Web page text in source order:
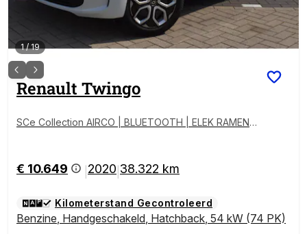
1/19
Renault Twingo
SCe Collection AIRCO | BLUETOOTH | ELEK RAMEN
€ 10.649 2020 38.322 km
Kilometerstand Gecontroleerd
Benzine, Handgeschakeld, Hatchback, 54 kW (74 PK)